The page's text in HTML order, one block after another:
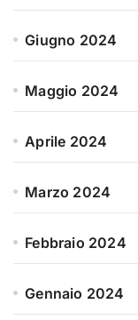
Giugno 2024
Maggio 2024
Aprile 2024
Marzo 2024
Febbraio 2024
Gennaio 2024